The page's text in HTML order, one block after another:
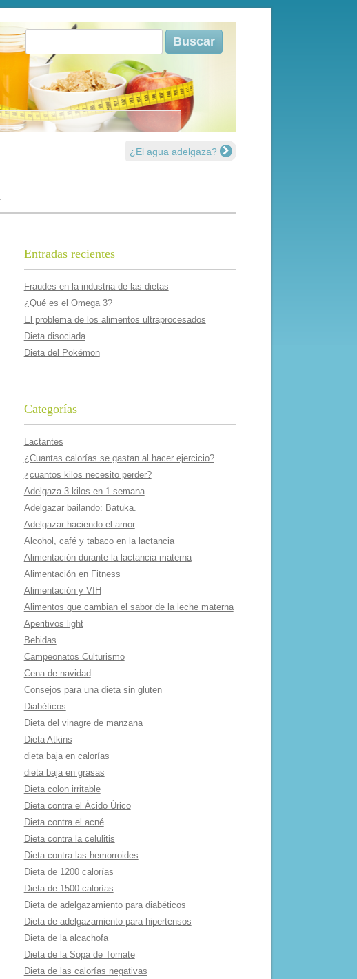
Buscar:
¿El agua adelgaza?
Entradas recientes
Fraudes en la industria de las dietas
¿Qué es el Omega 3?
El problema de los alimentos ultraprocesados
Dieta disociada
Dieta del Pokémon
Categorías
Lactantes
¿Cuantas calorí­as se gastan al hacer ejercicio?
¿cuantos kilos necesito perder?
Adelgaza 3 kilos en 1 semana
Adelgazar bailando: Batuka.
Adelgazar haciendo el amor
Alcohol, café y tabaco en la lactancia
Alimentación durante la lactancia materna
Alimentación en Fitness
Alimentación y VIH
Alimentos que cambian el sabor de la leche materna
Aperitivos light
Bebidas
Campeonatos Culturismo
Cena de navidad
Consejos para una dieta sin gluten
Diabéticos
Dieta del vinagre de manzana
Dieta Atkins
dieta baja en calorí­as
dieta baja en grasas
Dieta colon irritable
Dieta contra el Ácido Úrico
Dieta contra el acné
Dieta contra la celulitis
Dieta contra las hemorroides
Dieta de 1200 calorí­as
Dieta de 1500 calorí­as
Dieta de adelgazamiento para diabéticos
Dieta de adelgazamiento para hipertensos
Dieta de la alcachofa
Dieta de la Sopa de Tomate
Dieta de las calorí­as negativas